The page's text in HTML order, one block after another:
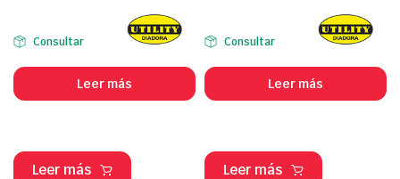
Consultar
Leer más
Leer más
Consultar
Leer más
Leer más